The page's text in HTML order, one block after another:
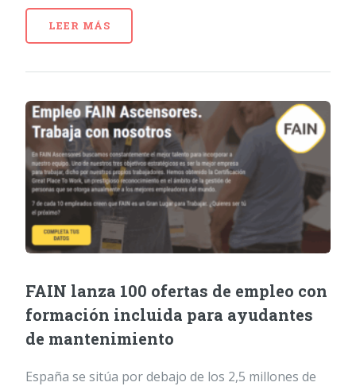
LEER MÁS
FAIN lanza 100 ofertas de empleo con
formación incluida para ayudantes
de mantenimiento
España se sitúa por debajo de los 2,5 millones de